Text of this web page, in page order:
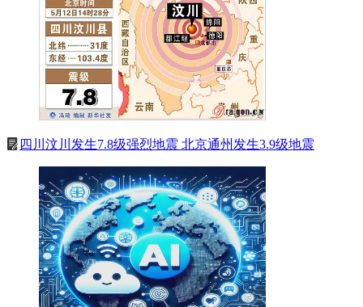
四川汶川发生7.8级强烈地震 北京通州发生3.9级地震